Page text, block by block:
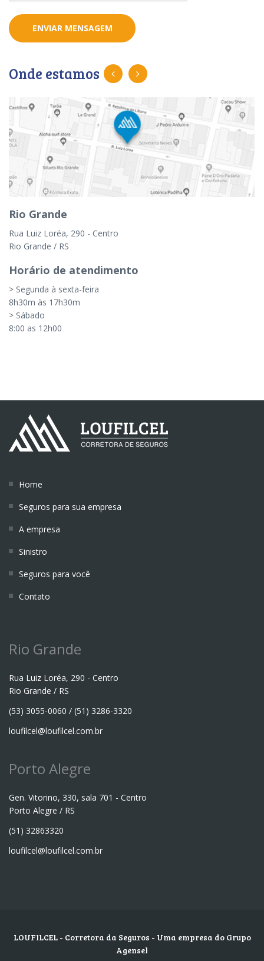
ENVIAR MENSAGEM
Onde estamos
Rio Grande
Rua Luiz Loréa, 290 - Centro
Rio Grande / RS
Horário de atendimento
> Segunda à sexta-feira
8h30m às 17h30m
> Sábado
8:00 as 12h00
Home
Seguros para sua empresa
A empresa
Sinistro
Seguros para você
Contato
Rio Grande
Rua Luiz Loréa, 290 - Centro
Rio Grande / RS
(53) 3055-0060 / (51) 3286-3320
loufilcel@loufilcel.com.br
Porto Alegre
Gen. Vitorino, 330, sala 701 - Centro
Porto Alegre / RS
(51) 32863320
loufilcel@loufilcel.com.br
LOUFILCEL - Corretora da Seguros - Uma empresa do Grupo
Agensel